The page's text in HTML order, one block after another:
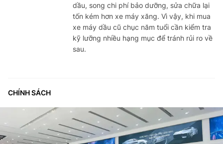
dầu, song chi phí bảo dưỡng, sửa chữa lại
tốn kém hơn xe máy xăng. Vì vậy, khi mua
xe máy dầu cũ chục năm tuổi cần kiểm tra
kỹ lưỡng nhiều hạng mục để tránh rủi ro về
sau.
CHÍNH SÁCH